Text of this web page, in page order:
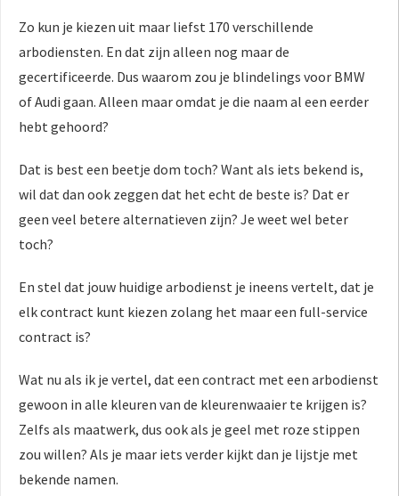
Zo kun je kiezen uit maar liefst 170 verschillende
arbodiensten. En dat zijn alleen nog maar de
gecertificeerde. Dus waarom zou je blindelings voor BMW
of Audi gaan. Alleen maar omdat je die naam al een eerder
hebt gehoord?
Dat is best een beetje dom toch? Want als iets bekend is,
wil dat dan ook zeggen dat het echt de beste is? Dat er
geen veel betere alternatieven zijn? Je weet wel beter
toch?
En stel dat jouw huidige arbodienst je ineens vertelt, dat je
elk contract kunt kiezen zolang het maar een full-service
contract is?
Wat nu als ik je vertel, dat een contract met een arbodienst
gewoon in alle kleuren van de kleurenwaaier te krijgen is?
Zelfs als maatwerk, dus ook als je geel met roze stippen
zou willen? Als je maar iets verder kijkt dan je lijstje met
bekende namen.